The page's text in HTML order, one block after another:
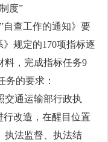
度”
自查工作的通知》要
规定的170项指标逐
料，完成指标任务9
务的要求：
交通运输部行政执
行改造，在醒目位置
执法监督、执法结